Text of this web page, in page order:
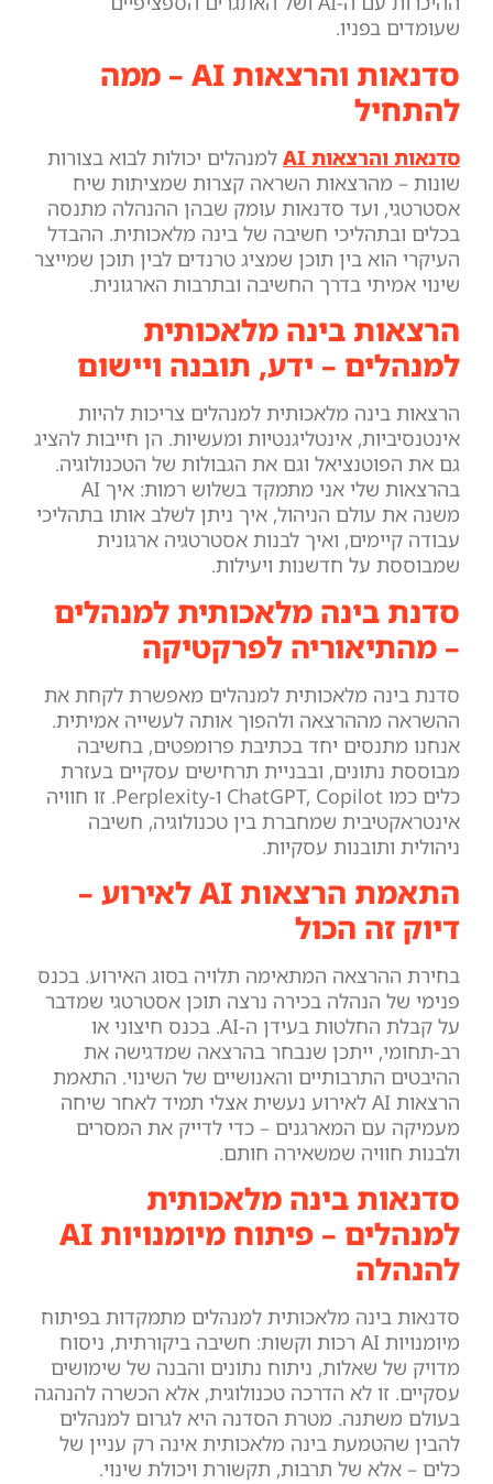
שעומדים בפניו.
סדנאות והרצאות AI – ממה
להתחיל
סדנאות והרצאות AI
למנהלים יכולות לבוא בצורות
שונות – מהרצאות השראה קצרות שמציתות שיח
אסטרטגי, ועד סדנאות עומק שבהן ההנהלה מתנסה
בכלים ובתהליכי חשיבה של בינה מלאכותית. ההבדל
העיקרי הוא בין תוכן שמציג טרנדים לבין תוכן שמייצר
שינוי אמיתי בדרך החשיבה ובתרבות הארגונית.
הרצאות בינה מלאכותית
למנהלים – ידע, תובנה ויישום
הרצאות בינה מלאכותית למנהלים צריכות להיות
אינטנסיביות, אינטליגנטיות ומעשיות. הן חייבות להציג
גם את הפוטנציאל וגם את הגבולות של הטכנולוגיה.
בהרצאות שלי אני מתמקד בשלוש רמות: איך AI
משנה את עולם הניהול, איך ניתן לשלב אותו בתהליכי
עבודה קיימים, ואיך לבנות אסטרטגיה ארגונית
שמבוססת על חדשנות ויעילות.
סדנת בינה מלאכותית למנהלים
– מהתיאוריה לפרקטיקה
סדנת בינה מלאכותית למנהלים מאפשרת לקחת את
ההשראה מההרצאה ולהפוך אותה לעשייה אמיתית.
אנחנו מתנסים יחד בכתיבת פרומפטים, בחשיבה
מבוססת נתונים, ובבניית תרחישים עסקיים בעזרת
כלים כמו ChatGPT, Copilot ו-Perplexity. זו חוויה
אינטראקטיבית שמחברת בין טכנולוגיה, חשיבה
ניהולית ותובנות עסקיות.
התאמת הרצאות AI לאירוע –
דיוק זה הכול
בחירת ההרצאה המתאימה תלויה בסוג האירוע. בכנס
פנימי של הנהלה בכירה נרצה תוכן אסטרטגי שמדבר
על קבלת החלטות בעידן ה-AI. בכנס חיצוני או
רב-תחומי, ייתכן שנבחר בהרצאה שמדגישה את
ההיבטים התרבותיים והאנושיים של השינוי. התאמת
הרצאות AI לאירוע נעשית אצלי תמיד לאחר שיחה
מעמיקה עם המארגנים – כדי לדייק את המסרים
ולבנות חוויה שמשאירה חותם.
סדנאות בינה מלאכותית
למנהלים – פיתוח מיומנויות AI
להנהלה
סדנאות בינה מלאכותית למנהלים מתמקדות בפיתוח
מיומנויות AI רכות וקשות: חשיבה ביקורתית, ניסוח
מדויק של שאלות, ניתוח נתונים והבנה של שימושים
עסקיים. זו לא הדרכה טכנולוגית, אלא הכשרה להנהגה
בעולם משתנה. מטרת הסדנה היא לגרום למנהלים
להבין שהטמעת בינה מלאכותית אינה רק עניין של
כלים – אלא של תרבות, תקשורת ויכולת שינוי.